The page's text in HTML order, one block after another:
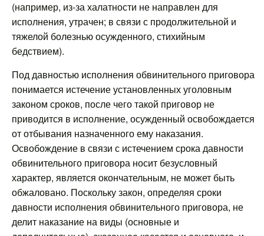
(например, из-за халатности не направлен для
исполнения, утрачен; в связи с продолжительной и
тяжелой болезнью осужденного, стихийным
бедствием).
Под давностью исполнения обвинительного приговора
понимается истечение установленных уголовным
законом сроков, после чего такой приговор не
приводится в исполнение, осужденный освобождается
от отбывания назначенного ему наказания.
Освобождение в связи с истечением срока давности
обвинительного приговора носит безусловный
характер, является окончательным, не может быть
обжаловано. Поскольку закон, определяя сроки
давности исполнения обвинительного приговора, не
делит наказание на виды (основные и